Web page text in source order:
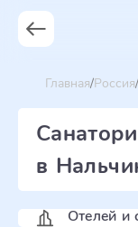
Главная Россия
в
Отелей и